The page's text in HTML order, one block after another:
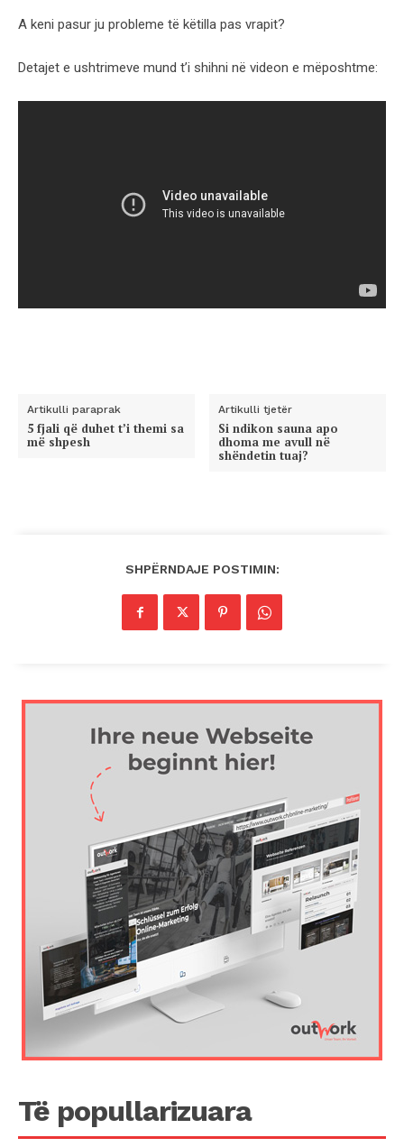
A keni pasur ju probleme të këtilla pas vrapit?
Detajet e ushtrimeve mund t’i shihni në videon e mëposhtme:
Artikulli paraprak
5 fjali që duhet t’i themi sa
më shpesh
Artikulli tjetër
Si ndikon sauna apo
dhoma me avull në
shëndetin tuaj?
SHPËRNDAJE POSTIMIN:
Të popullarizuara